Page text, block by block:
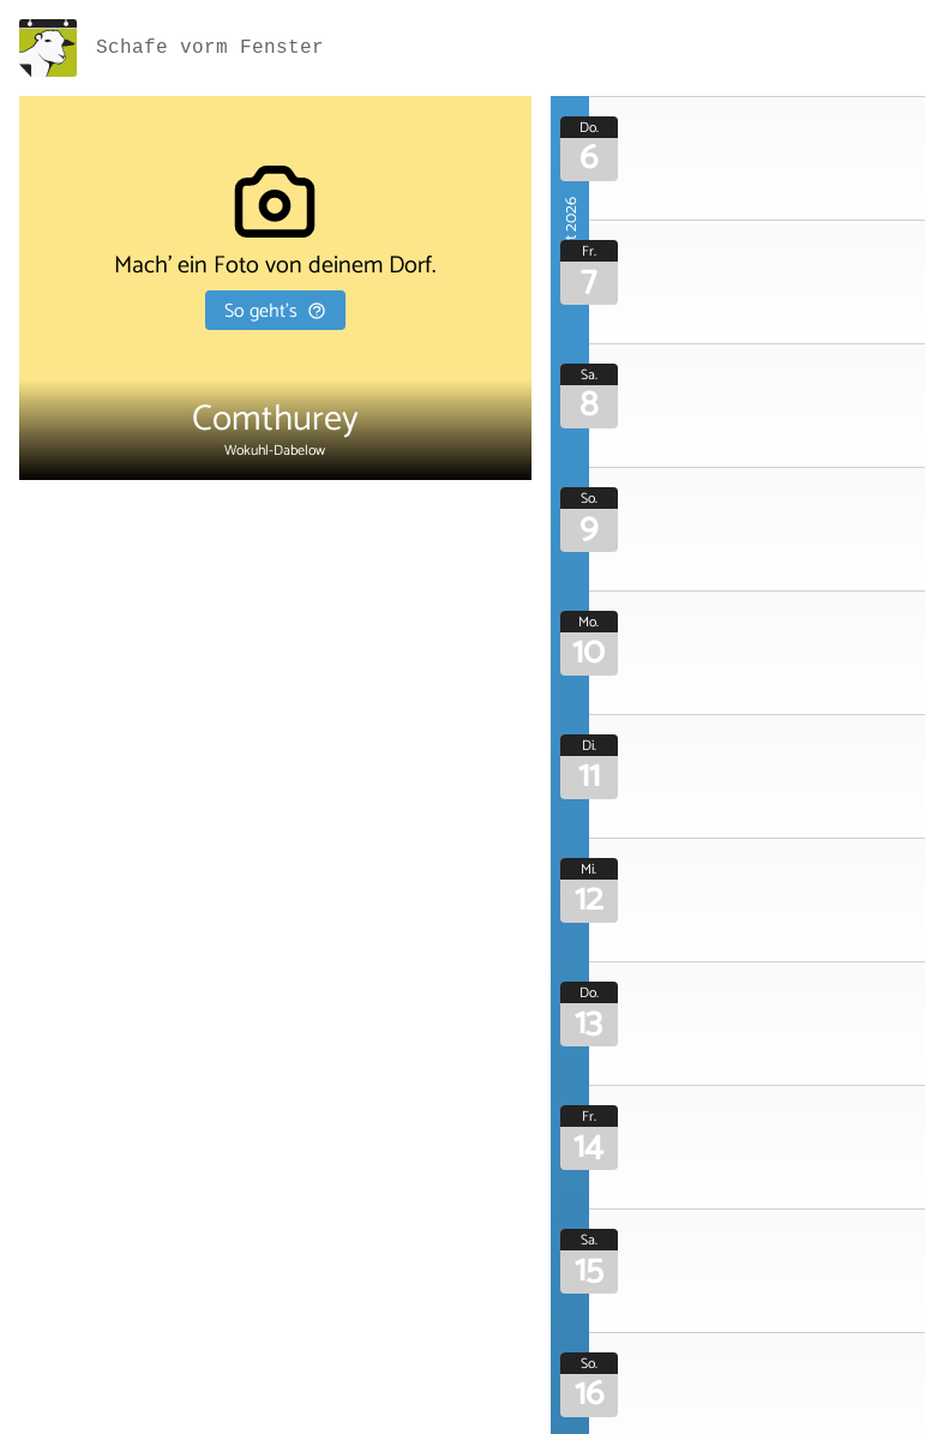
Schafe vorm Fenster
Mach' ein Foto von deinem Dorf.
So geht's
Comthurey
Wokuhl-Dabelow
August 2026
Do.
6
Fr.
7
Sa.
8
So.
9
Mo.
10
Di.
11
Mi.
12
Do.
13
Fr.
14
Sa.
15
So.
16